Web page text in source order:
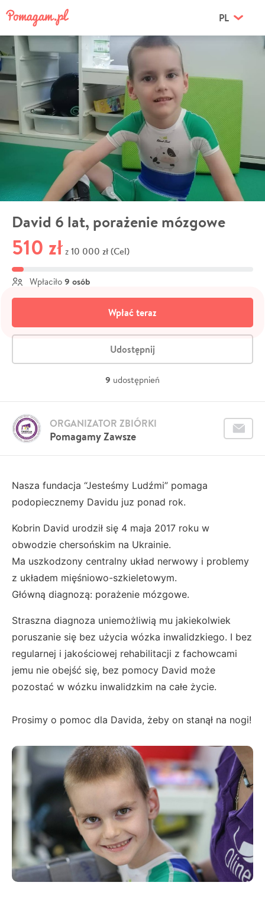
PL
David 6 lat, porażenie mózgowe
510 zł z 10 000 zł (Cel)
Wpłaciło 9 osób
Wpłać teraz
Udostępnij
9 udostępnień
Pomagamy Zawsze
ORGANIZATOR ZBIÓRKI
Nasza fundacja “Jesteśmy Ludźmi” pomaga
podopiecznemy Davidu juz ponad rok.
Kobrin David urodził się 4 maja 2017 roku w
obwodzie chersońskim na Ukrainie.
Ma uszkodzony centralny układ nerwowy i problemy
z układem mięśniowo-szkieletowym.
Główną diagnozą: porażenie mózgowe.
Straszna diagnoza uniemożliwią mu jakiekolwiek
poruszanie się bez użycia wózka inwalidzkiego. I bez
regularnej i jakościowej rehabilitacji z fachowcami
jemu nie obejść się, bez pomocy David może
pozostać w wózku inwalidzkim na całe życie.
Prosimy o pomoc dla Davida, żeby on stanął na nogi!